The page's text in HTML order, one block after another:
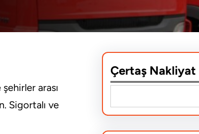
arası
Sigortalı ve
Çertaş Nakliyat
e
a